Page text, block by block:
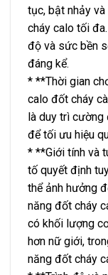
tục, bật nhảy
cháy calo tối
độ và sức bền
đáng kể.
* **Thời gian
calo đốt cháy
là duy trì cường
để tối ưu hiệu
* **Giới tính và
tố quyết định
thể ảnh hưởng
năng đốt cháy
có khối lượng
hơn nữ giới,
năng đốt cháy